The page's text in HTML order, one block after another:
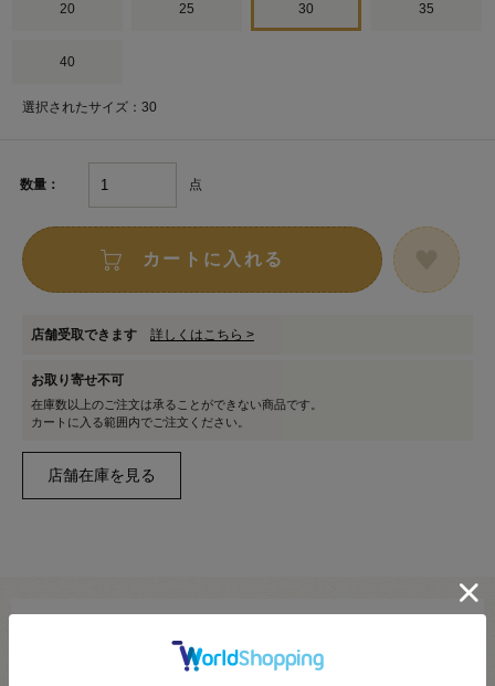
20 25 30 35
40
選択されたサイズ：30
数量： 点
カートに入れる
店舗受取できます 詳しくはこちら >
お取り寄せ不可
在庫数以上のご注文は承ることができない商品です。
カートに入る範囲内でご注文ください。
こちらのページは、店頭にてあらかじめ商品詳細および商品コード